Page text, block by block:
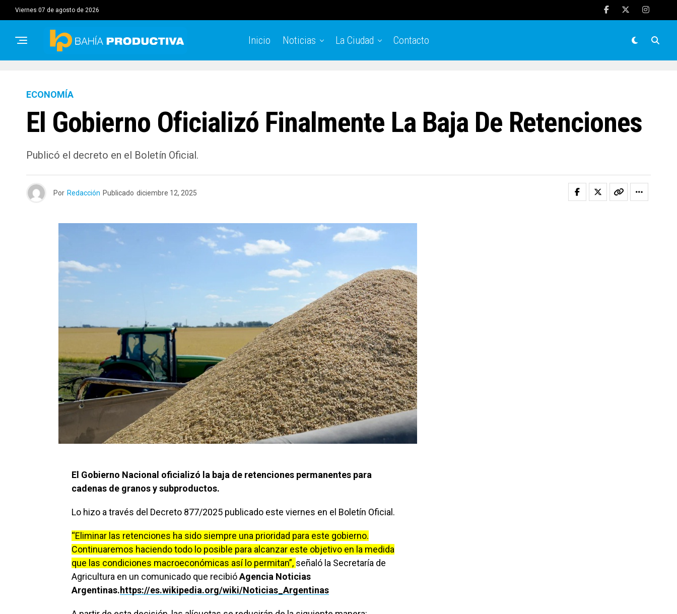
viernes 07 de agosto de 2026
Inicio Noticias La Ciudad Contacto
ECONOMÍA
El Gobierno Oficializó Finalmente La Baja De Retenciones
Publicó el decreto en el Boletín Oficial.
Por Redacción Publicado diciembre 12, 2025
El Gobierno Nacional oficializó la baja de retenciones permanentes para
cadenas de granos y subproductos.
Lo hizo a través del Decreto 877/2025 publicado este viernes en el Boletín Oficial.
“Eliminar las retenciones ha sido siempre una prioridad para este gobierno.
Continuaremos haciendo todo lo posible para alcanzar este objetivo en la medida
que las condiciones macroeconómicas así lo permitan”, señaló la Secretaría de
Agricultura en un comunicado que recibióAgencia Noticias
Argentinas.https://es.wikipedia.org/wiki/Noticias_Argentinas